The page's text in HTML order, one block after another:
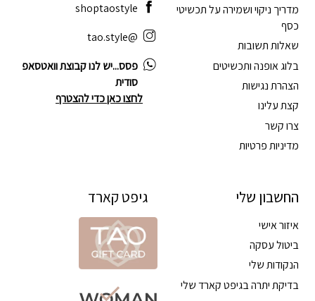
מדריך ניקוי ושמירה על תכשיטי
כסף
שאלות תשובות
בלוג אופנה ותכשיטים
הצהרת נגישות
קצת עלינו
צרו קשר
מדיניות פרטיות
החשבון שלי
איזור אישי
ביטול עסקה
הנקודות שלי
בדיקת יתרה בגיפט קארד שלי
shoptaostyle
@tao.style
פסס...יש לנו קבוצת וואטסאפ
סודית
לחצו כאן כדי להצטרף
גיפט קארד